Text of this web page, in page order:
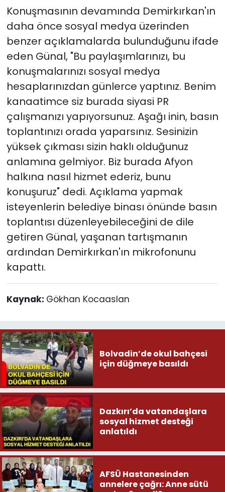
Konuşmasının devamında Demirkırkan'ın
daha önce sosyal medya üzerinden
benzer açıklamalarda bulunduğunu ifade
eden Günal, "Bu paylaşımlarınızı, bu
konuşmalarınızı sosyal medya
hesaplarınızdan günlerce yaptınız. Benim
kanaatimce siz burada siyasi PR
çalışmanızı yapıyorsunuz. Aşağı inin, basın
toplantınızı orada yaparsınız. Sesinizin
yüksek çıkması sizin haklı olduğunuz
anlamına gelmiyor. Biz burada Afyon
halkına nasıl hizmet ederiz, bunu
konuşuruz" dedi. Açıklama yapmak
isteyenlerin belediye binası önünde basın
toplantısı düzenleyebileceğini de dile
getiren Günal, yaşanan tartışmanın
ardından Demirkırkan'ın mikrofonunu
kapattı.
Kaynak: Gökhan Kocaaslan
Bolvadin’de okul bahçesi
için düğmeye basıldı
Dazkırı’da vatandaşlara
sosyal hizmet desteği
anlatıldı
AFSÜ Hastanesinden
annelere çağrı: Anne sütü